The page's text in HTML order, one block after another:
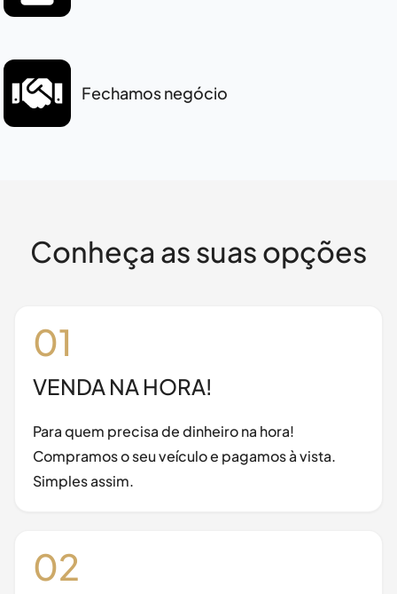
Fechamos negócio
Conheça as suas opções
01
VENDA NA HORA!
Para quem precisa de dinheiro na hora!
Compramos o seu veículo e pagamos à vista.
Simples assim.
02